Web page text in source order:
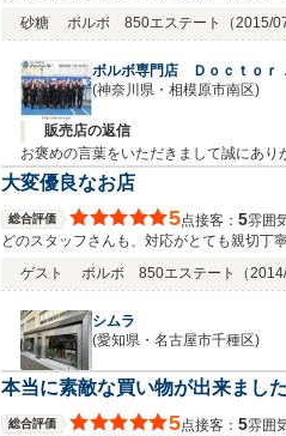
た何かあればお願い致します。
砂糖 ボルボ 850エステート （2015/
ボルボ専門店 Ｄｏｃｔｏｒ
(神奈川県・相模原市南区)
販売店の返信
お褒めの言葉をいただきまして誠にあ
いましたら、ぜひお店にもお立ち寄り下
大変優良なお店
総合評価 5点接客： 5雰囲
どのスタッフさんも、対応がとても親切丁
ゲスト
ボルボ 850エステート （
シムラ
(愛知県・名古屋市千種区)
本当に素敵な買い物が出来ました
総合評価 5点接客： 5雰囲